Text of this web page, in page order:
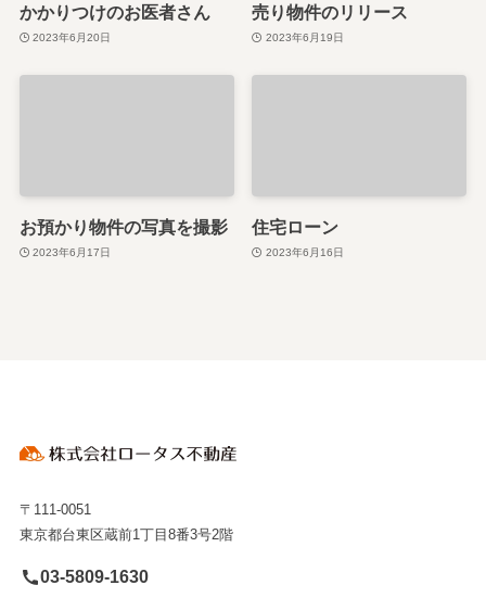
かかりつけのお医者さん
2023年6月20日
売り物件のリリース
2023年6月19日
お預かり物件の写真を撮影
2023年6月17日
住宅ローン
2023年6月16日
〒111-0051
東京都台東区蔵前1丁目8番3号2階
03-5809-1630